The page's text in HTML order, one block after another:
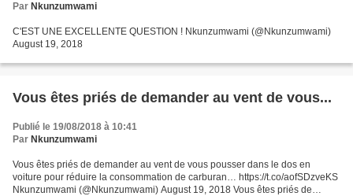
Par Nkunzumwami
C'EST UNE EXCELLENTE QUESTION ! Nkunzumwami (@Nkunzumwami)
August 19, 2018
Vous êtes priés de demander au vent de vous...
Publié le 19/08/2018 à 10:41
Par Nkunzumwami
Vous êtes priés de demander au vent de vous pousser dans le dos en
voiture pour réduire la consommation de carburan… https://t.co/aofSDzveKS
Nkunzumwami (@Nkunzumwami) August 19, 2018 Vous êtes priés de